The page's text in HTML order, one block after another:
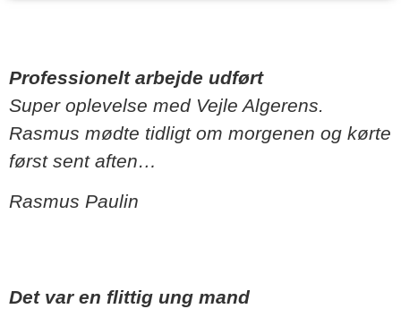
Professionelt arbejde udført
Super oplevelse med Vejle Algerens.
Rasmus mødte tidligt om morgenen og kørte
først sent aften…
Rasmus Paulin
Det var en flittig ung mand